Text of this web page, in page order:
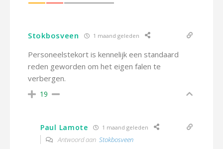
Stokbosveen 1 maand geleden
Personeelstekort is kennelijk een standaard
reden geworden om het eigen falen te
verbergen.
19
Paul Lamote 1 maand geleden
Antwoord aan Stokbosveen